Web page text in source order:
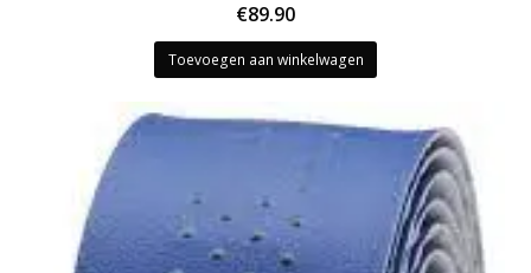
€89.90
Toevoegen aan winkelwagen